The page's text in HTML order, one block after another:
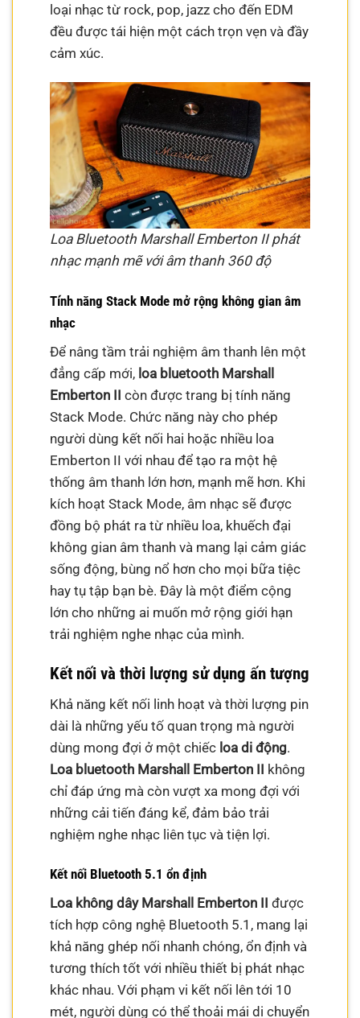
loại nhạc từ rock, pop, jazz cho đến EDM
đều được tái hiện một cách trọn vẹn và đầy
cảm xúc.
Loa Bluetooth Marshall Emberton II phát
nhạc mạnh mẽ với âm thanh 360 độ
Tính năng Stack Mode mở rộng không gian âm
nhạc
Để nâng tầm trải nghiệm âm thanh lên một
đẳng cấp mới, loa bluetooth Marshall
Emberton II còn được trang bị tính năng
Stack Mode. Chức năng này cho phép
người dùng kết nối hai hoặc nhiều loa
Emberton II với nhau để tạo ra một hệ
thống âm thanh lớn hơn, mạnh mẽ hơn. Khi
kích hoạt Stack Mode, âm nhạc sẽ được
đồng bộ phát ra từ nhiều loa, khuếch đại
không gian âm thanh và mang lại cảm giác
sống động, bùng nổ hơn cho mọi bữa tiệc
hay tụ tập bạn bè. Đây là một điểm cộng
lớn cho những ai muốn mở rộng giới hạn
trải nghiệm nghe nhạc của mình.
Kết nối và thời lượng sử dụng ấn tượng
Khả năng kết nối linh hoạt và thời lượng pin
dài là những yếu tố quan trọng mà người
dùng mong đợi ở một chiếc loa di động.
Loa bluetooth Marshall Emberton II không
chỉ đáp ứng mà còn vượt xa mong đợi với
những cải tiến đáng kể, đảm bảo trải
nghiệm nghe nhạc liên tục và tiện lợi.
Kết nối Bluetooth 5.1 ổn định
Loa không dây Marshall Emberton II được
tích hợp công nghệ Bluetooth 5.1, mang lại
khả năng ghép nối nhanh chóng, ổn định và
tương thích tốt với nhiều thiết bị phát nhạc
khác nhau. Với phạm vi kết nối lên tới 10
mét, người dùng có thể thoải mái di chuyển